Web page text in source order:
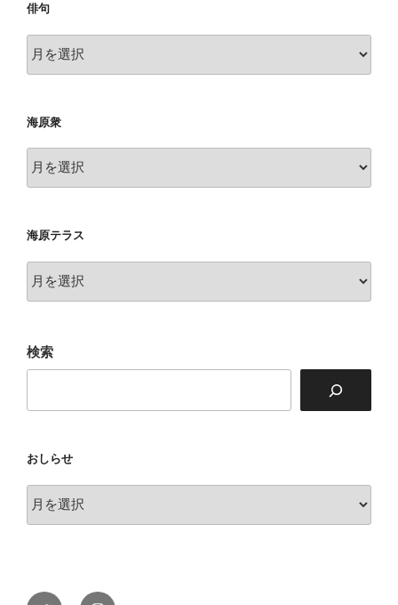
俳句
句
海原衆
原
海原テラス
原
ス
検索
おしらせ
し
Twitter Instagram